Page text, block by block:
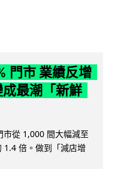
門市 業績反增
最潮「新鮮
市從 1,000 間大幅減至
1.4 倍。做到「減店增